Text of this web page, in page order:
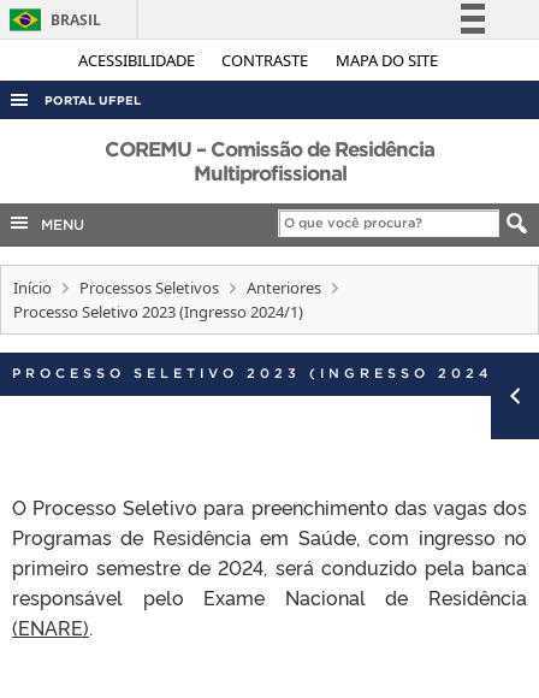
ACESSIBILIDADE CONTRASTE MAPA DO SITE
BRASIL
Simplifique!
Acesso à informação
Legislação
Canais
PORTAL UFPEL
ACESSO À INFORMAÇÃO
COBALTO
CONCURSOS
EDITAIS
COREMU – Comissão de Residência
Multiprofissional
MENU
Início Processos Seletivos
Anteriores
Processo Seletivo 2023 (Ingresso 2024/1)
PROCESSO SELETIVO 2023 (INGRESSO 2024/1)
O Processo Seletivo para preenchimento das vagas dos
Programas de Residência em Saúde, com ingresso no
primeiro semestre de 2024, será conduzido pela banca
responsável pelo Exame Nacional de Residência
(ENARE).